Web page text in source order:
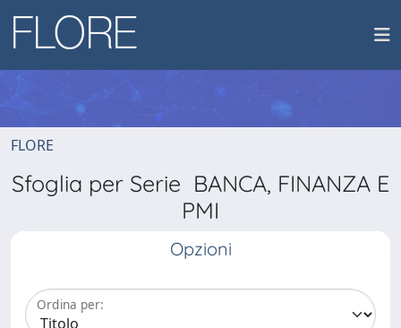
FLORE
Sfoglia per Serie BANCA, FINANZA E
PMI
Opzioni
Ordina per: